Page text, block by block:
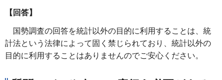
【回答】
国勢調査の回答を統計以外の目的に利用することは、統
計法という法律によって固く禁じられており、統計以外の
目的に利用することはありませんのでご安心ください。